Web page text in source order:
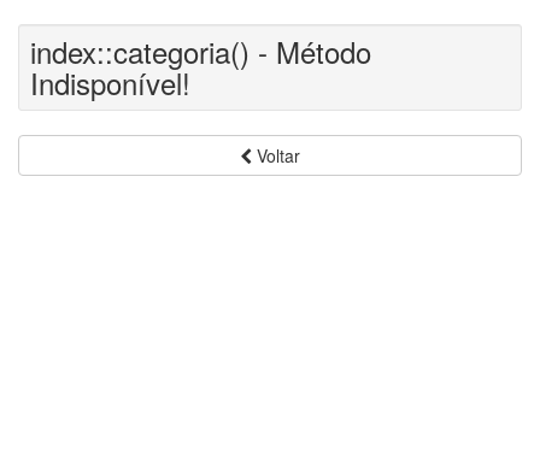
index::categoria() - Método
Indisponível!
Voltar